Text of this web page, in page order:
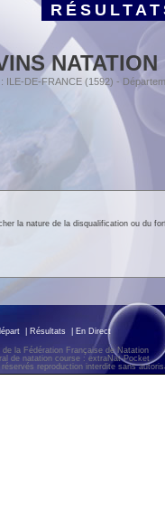
NATATION
ILE-DE-FRANCE (1592) -
la nature de la disqualification ou du
Résultats En Direct
la Fédération Française de Natation
de natation course : extraNat-Pocket
reproduction interdite sans